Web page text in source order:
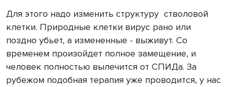
Для этого надо изменить структуру стволовой
клетки. Природные клетки вирус рано или
поздно убьет, а измененные - выживут. Со
временем произойдет полное замещение, и
человек полностью вылечится от СПИДа. За
рубежом подобная терапия уже проводится, у нас